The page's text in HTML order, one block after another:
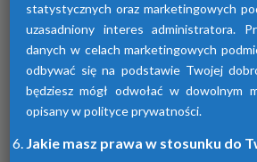
Osuszacze
Urządzenia te przyczyniają się
powietrza za pomocą adsorpcji
dostępne w różnych seriach.
statystycznych oraz marketingowych
uzasadniony interes administratora.
danych w celach marketingowych
odbywać się na podstawie Twojej
będziesz mógł odwołać w dowolnym
opisany w polityce prywatności.
Jakie masz prawa w stosunku do